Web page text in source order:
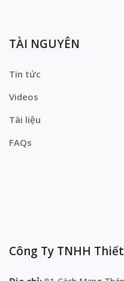
TÀI NGUYÊN
Tin tức
Videos
Tài liệu
FAQs
Công Ty TNHH